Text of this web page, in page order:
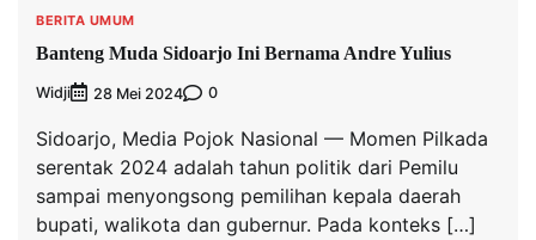
BERITA UMUM
Banteng Muda Sidoarjo Ini Bernama Andre Yulius
Widji 28 Mei 2024 0
Sidoarjo, Media Pojok Nasional — Momen Pilkada
serentak 2024 adalah tahun politik dari Pemilu
sampai menyongsong pemilihan kepala daerah
bupati, walikota dan gubernur. Pada konteks […]